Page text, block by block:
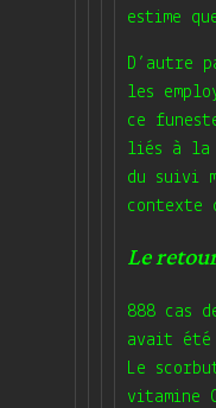
estime
D’autre
les
ce
liés à la
du suivi
contexte
Le
888 cas
avait été
Le
vitamine